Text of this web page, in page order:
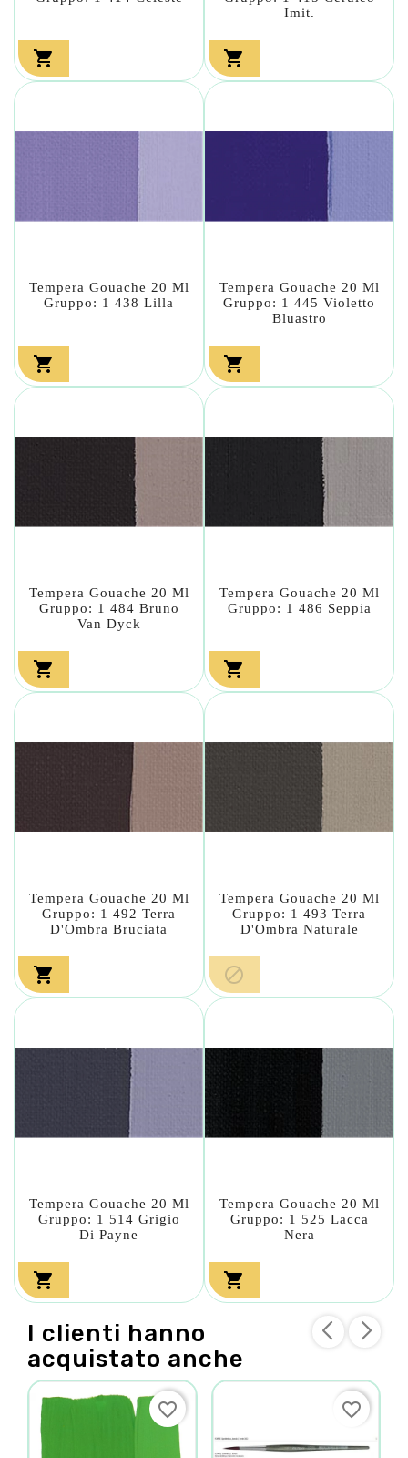

Imit.

Tempera Gouache 20 Ml
Gruppo: 1 438 Lilla

Tempera Gouache 20 Ml
Gruppo: 1 445 Violetto
Bluastro

Tempera Gouache 20 Ml
Gruppo: 1 484 Bruno
Van Dyck

Tempera Gouache 20 Ml
Gruppo: 1 486 Seppia

Tempera Gouache 20 Ml
Gruppo: 1 492 Terra
D'Ombra Bruciata

Tempera Gouache 20 Ml
Gruppo: 1 493 Terra
D'Ombra Naturale

Tempera Gouache 20 Ml
Gruppo: 1 514 Grigio
Di Payne

Tempera Gouache 20 Ml
Gruppo: 1 525 Lacca
Nera

I clienti hanno
acquistato anche
favorite_border favorite_border